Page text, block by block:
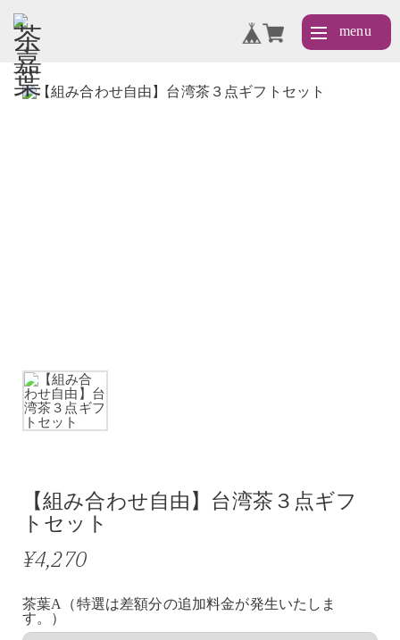
【組み合わせ自由】台湾茶３点ギフ
トセット
¥4,270
茶葉A（特選は差額分の追加料金が発生いたしま
す。）